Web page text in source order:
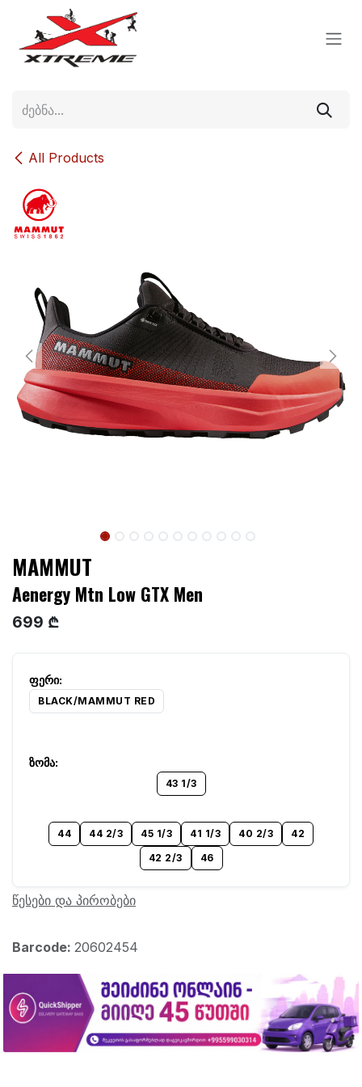
Skip to Content
All Products
MAMMUT
Aenergy Mtn Low GTX Men
699 ₾
BLACK/MAMMUT RED
43 1/3
44 44 2/3 45 1/3 41 1/3 40 2/3
42
42 2/3
46
წესები და პირობები
Barcode: 20602454